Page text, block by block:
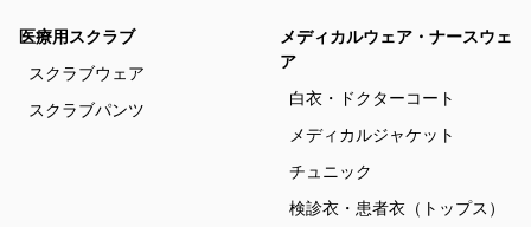
医療用スクラブ
スクラブウェア
スクラブパンツ
メディカルウェア・ナースウェ
ア
白衣・ドクターコート
メディカルジャケット
チュニック
検診衣・患者衣（トップス）